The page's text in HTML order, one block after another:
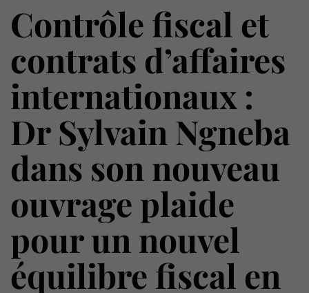
Contrôle fiscal et
contrats d’affaires
internationaux :
Dr Sylvain Ngneba
dans son nouveau
ouvrage plaide
pour un nouvel
équilibre fiscal en